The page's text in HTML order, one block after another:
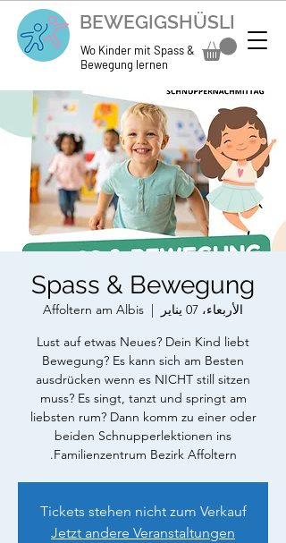
BEWEGIGSHÜSLI
Wo Kinder mit Spass &
Bewegung lernen
Spass & Bewegung
الأربعاء، 07 يناير
  |
Affoltern am Albis
Lust auf etwas Neues? Dein Kind liebt
Bewegung? Es kann sich am Besten
ausdrücken wenn es NICHT still sitzen
muss? Es singt, tanzt und springt am
liebsten rum? Dann komm zu einer oder
beiden Schnupperlektionen ins
Familienzentrum Bezirk Affoltern.
Tickets stehen nicht zum Verkauf
Jetzt andere Veranstaltungen